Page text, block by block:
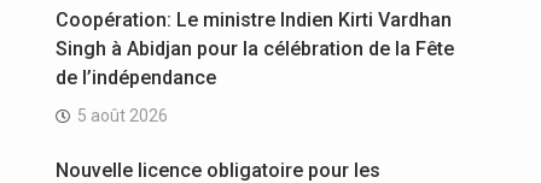
Coopération: Le ministre Indien Kirti Vardhan
Singh à Abidjan pour la célébration de la Fête
de l’indépendance
5 août 2026
Nouvelle licence obligatoire pour les